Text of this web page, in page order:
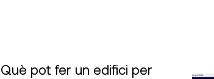
Què pot fer un edifici per